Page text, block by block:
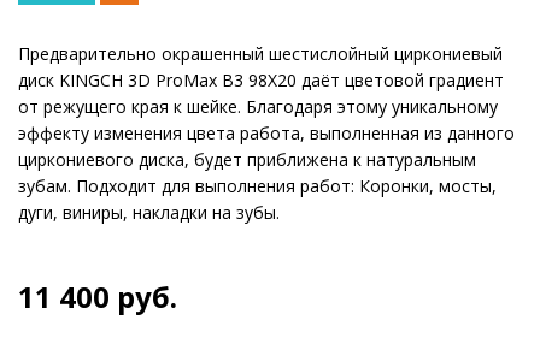
Предварительно окрашенный шестислойный циркониевый
диск KINGCH 3D ProMax B3 98X20 даёт цветовой градиент
от режущего края к шейке. Благодаря этому уникальному
эффекту изменения цвета работа, выполненная из данного
циркониевого диска, будет приближена к натуральным
зубам. Подходит для выполнения работ: Коронки, мосты,
дуги, виниры, накладки на зубы.
11 400 руб.